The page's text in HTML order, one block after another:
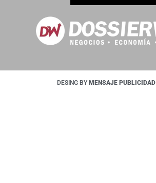
DESING BY MENSAJE PUBLICIDAD